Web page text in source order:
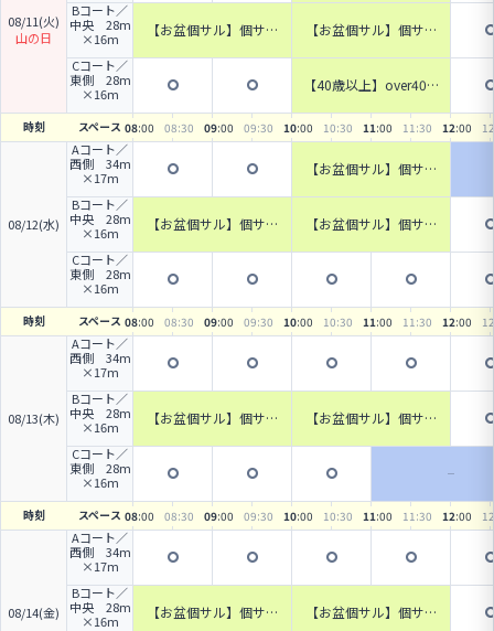
08/11(火)
山の日
Bコート／
中央 28m
×16m
【お盆個サル】個サル
【お盆個サル】個サル
Cコート／
東側 28m
×16m
【40歳以上】over40個
時刻 スペース 08:00 08:30 09:00 09:30 10:00 10:30 11:00 11 :30 12:00 12
08/12(水)
Aコート／
西側 34m
×17m
【お盆個サル】個サル
Bコート／
中央 28m
×16m
【お盆個サル】個サル
【お盆個サル】個サル
Cコート／
東側 28m
×16m
時刻 スペース 08:00 08:30 09:00 09:30 10:00 10:30 11:00 11 :30 12:00 12
08/13(木)
Aコート／
西側 34m
×17m
Bコート／
中央 28m
×16m
【お盆個サル】個サル
【お盆個サル】個サル
Cコート／
東側 28m
×16m
時刻 スペース 08:00 08:30 09:00 09:30 10:00 10:30 11:00 11 :30 12:00 12
08/14(金)
Aコート／
西側 34m
×17m
Bコート／
中央 28m
×16m
【お盆個サル】個サル
【お盆個サル】個サル